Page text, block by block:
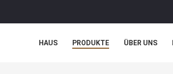
HAUS PRODUKTE ÜBER UNS